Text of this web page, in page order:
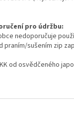
pro údržbu:
nedoporučuje
praním/sušením zip
od osvědčeného